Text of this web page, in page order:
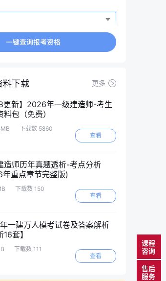
料下载 更多
更新】2026年一级建造师-考生
料包（免费）
下载数 5860
查看
造师历年真题透析-考点分析
重点章节完整版)
下载数 150
查看
一建万人模考试卷及答案解析
16套】
下载数 111
查看
课程
咨询
售后
服务